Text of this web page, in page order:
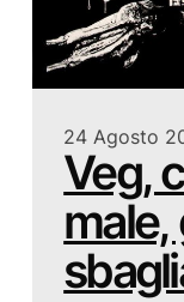
24 Agosto
Veg,
male,